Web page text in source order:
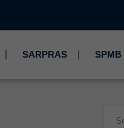
SARPRAS SPMB